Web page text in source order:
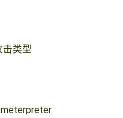
击类型